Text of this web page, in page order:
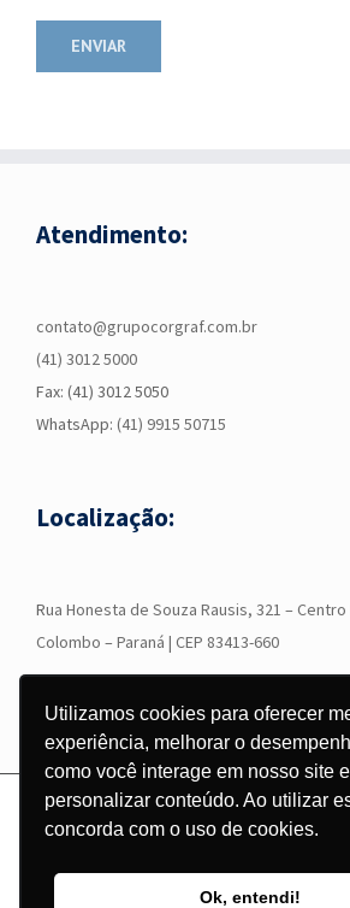
Utilizamos cookies para oferecer
experiência, melhorar o
como você interage em nosso site e
personalizar conteúdo. Ao utilizar
concorda com o uso de cookies.
Ok, entendi!
Atendimento:
contato@grupocorgraf.com.br
(41) 3012 5000
Fax: (41) 3012 5050
WhatsApp: (41) 9915 50715
Localização:
Rua Honesta de Souza Rausis, 321 –
Colombo – Paraná | CEP 83413-660
© Copyright
2026 - Grupo Corgraf - Todos os
InstagramFacebookLinkedIn